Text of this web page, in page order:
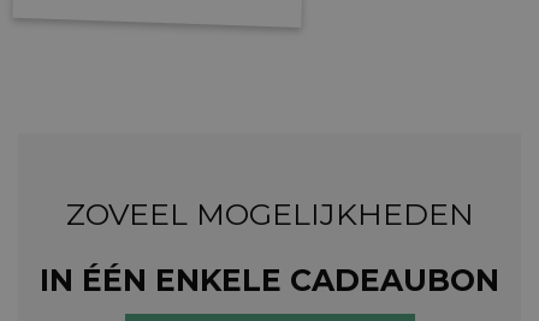
ZOVEEL MOGELIJKHEDEN
IN ÉÉN ENKELE CADEAUBON